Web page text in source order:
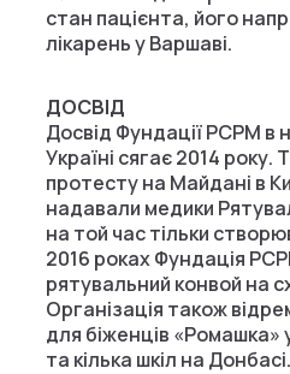
стан пацієнта, його
лікарень у Варшаві.
ДОСВІД
Досвід Фундації PCPM в
Україні сягає 2014 року.
протесту на Майдані в
надавали медики
на той час тільки
2016 роках Фундація
рятувальний конвой на
Організація також
для біженців «Ромашка»
та кілька шкіл на Донбасі.